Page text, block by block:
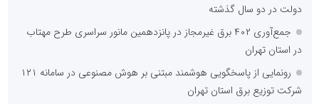
دولت در دو سال گذشته
جمع‌آوری ۴۰۲ برق غیرمجاز در پانزدهمین مانور سراسری طرح مهتاب
در استان تهران
رونمایی از پاسخگویی هوشمند مبتنی بر هوش مصنوعی در سامانه ۱۲۱
شرکت توزیع برق استان تهران